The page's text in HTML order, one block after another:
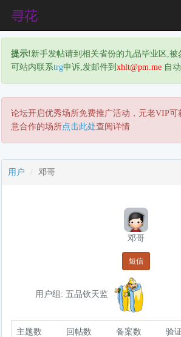
提示!新手发帖请到相关省份的九品毕业区,被
可站内联系trg申诉,发邮件到 xhlt@pm.me 自
论坛开启优秀场所免费推广活动，元老VIP
意合作的场所点击此处查阅详情
用户 邓哥
邓哥
短信
用户组: 五品钦天监
主题数 回帖数 备案数 验